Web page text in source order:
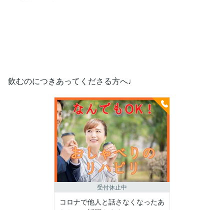
飲むのにつきあってくださる方へ♩
受付休止中
コロナで他人と話さなくなったあ